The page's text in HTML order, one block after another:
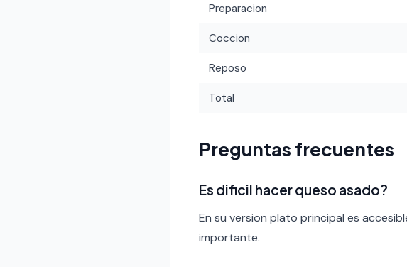
Preparacion
Coccion
Reposo
Total
Preguntas frecuentes
Es dificil hacer queso asado?
En su version plato principal es
importante.